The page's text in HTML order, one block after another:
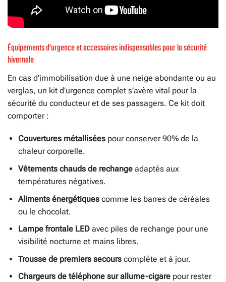
Équipements d’urgence et accessoires indispensables pour la sécurité
hivernale
En cas d’immobilisation due à une neige abondante ou au
verglas, un kit d’urgence complet s’avère vital pour la
sécurité du conducteur et de ses passagers. Ce kit doit
comporter :
Couvertures métalliséespour conserver 90% de la
chaleur corporelle.
Vêtements chauds de rechangeadaptés aux
températures négatives.
Aliments énergétiquescomme les barres de céréales
ou le chocolat.
Lampe frontale LEDavec piles de rechange pour une
visibilité nocturne et mains libres.
Trousse de premiers secourscomplète et à jour.
Chargeurs de téléphone sur allume-cigarepour rester